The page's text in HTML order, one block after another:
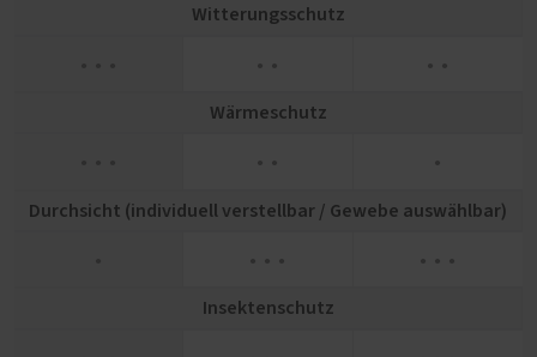
Witterungsschutz
Wärmeschutz
Durchsicht (individuell verstellbar / Gewebe auswählbar)
Insektenschutz